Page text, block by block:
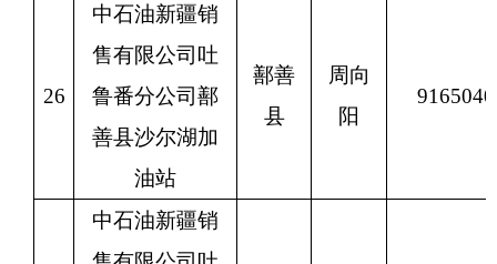
26
中石油新疆销
售有限公司吐
鲁番分公司鄯
善县沙尔湖加
油站
鄯善
县
周向
阳
中石油新疆销